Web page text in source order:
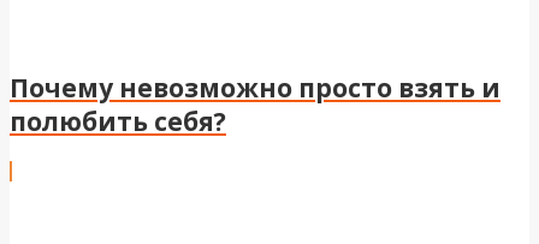
Почему невозможно просто взять и
полюбить себя?